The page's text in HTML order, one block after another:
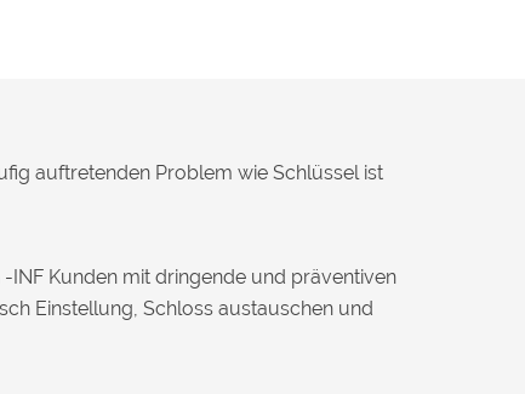
auftretenden Problem wie Schlüssel ist
INF Kunden mit dringende und präventiven
Einstellung, Schloss austauschen und